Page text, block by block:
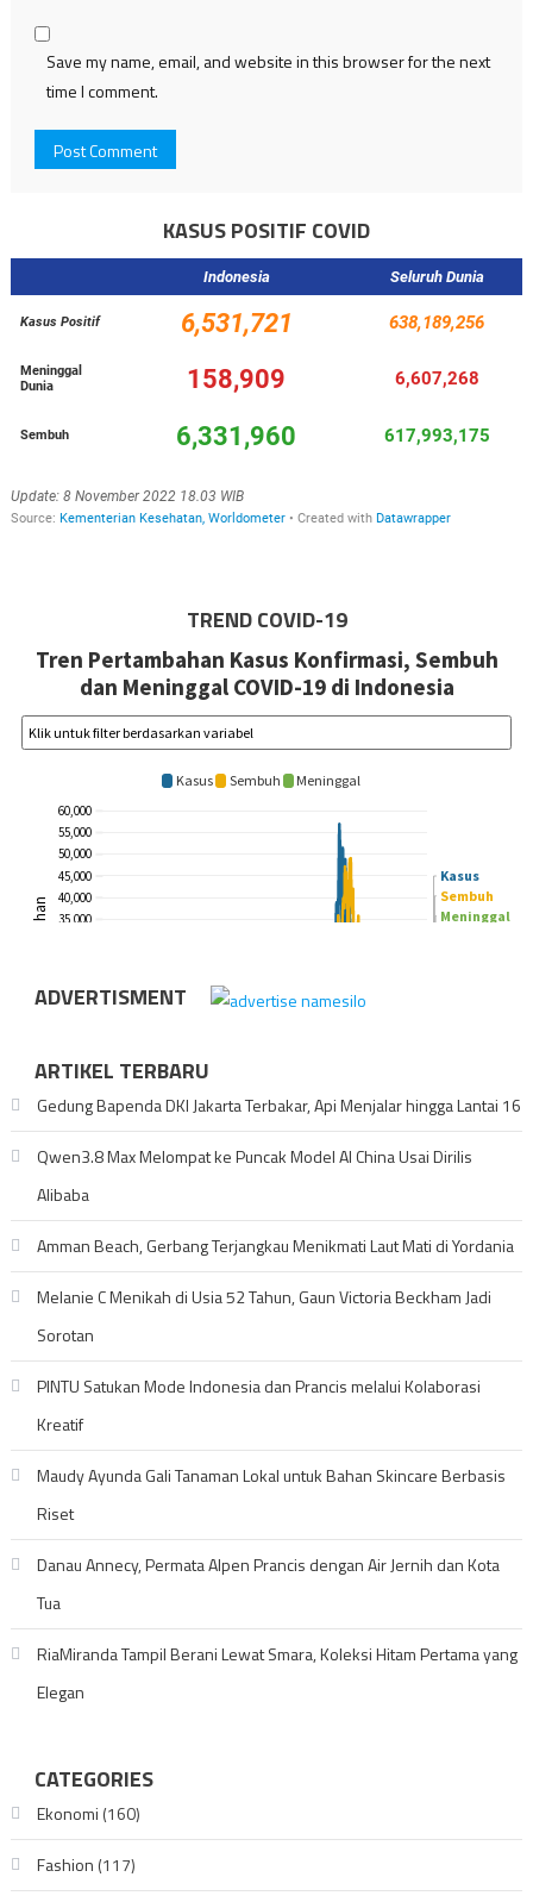
Save my name, email, and website in this browser for the next
time I comment.
KASUS POSITIF COVID
TREND COVID-19
ADVERTISMENT
ARTIKEL TERBARU
Gedung Bapenda DKI Jakarta Terbakar, Api Menjalar hingga Lantai 16
Qwen3.8 Max Melompat ke Puncak Model AI China Usai Dirilis
Alibaba
Amman Beach, Gerbang Terjangkau Menikmati Laut Mati di Yordania
Melanie C Menikah di Usia 52 Tahun, Gaun Victoria Beckham Jadi
Sorotan
PINTU Satukan Mode Indonesia dan Prancis melalui Kolaborasi
Kreatif
Maudy Ayunda Gali Tanaman Lokal untuk Bahan Skincare Berbasis
Riset
Danau Annecy, Permata Alpen Prancis dengan Air Jernih dan Kota
Tua
RiaMiranda Tampil Berani Lewat Smara, Koleksi Hitam Pertama yang
Elegan
CATEGORIES
Ekonomi (160)
Fashion (117)